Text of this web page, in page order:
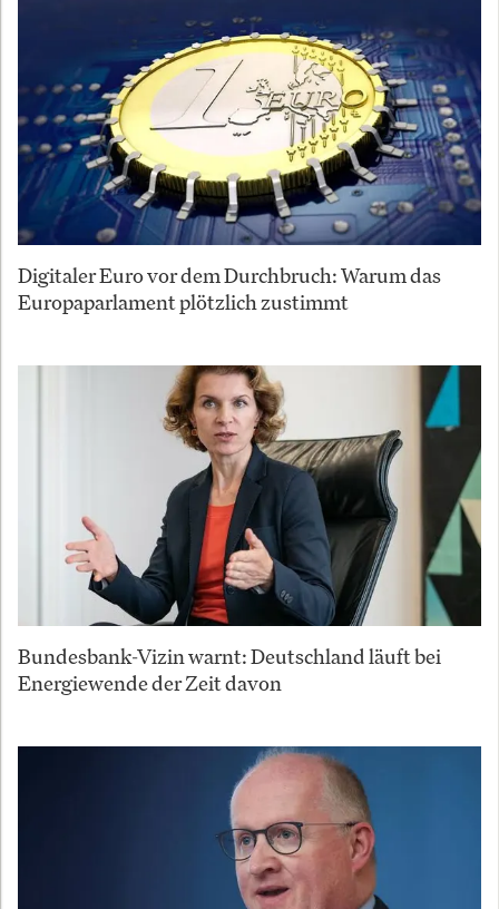
Digitaler Euro vor dem Durchbruch: Warum das
Europaparlament plötzlich zustimmt
Bundesbank-Vizin warnt: Deutschland läuft bei
Energiewende der Zeit davon